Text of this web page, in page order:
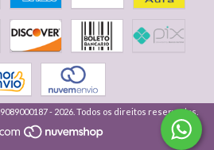
- 2026. Todos os direitos reservados.